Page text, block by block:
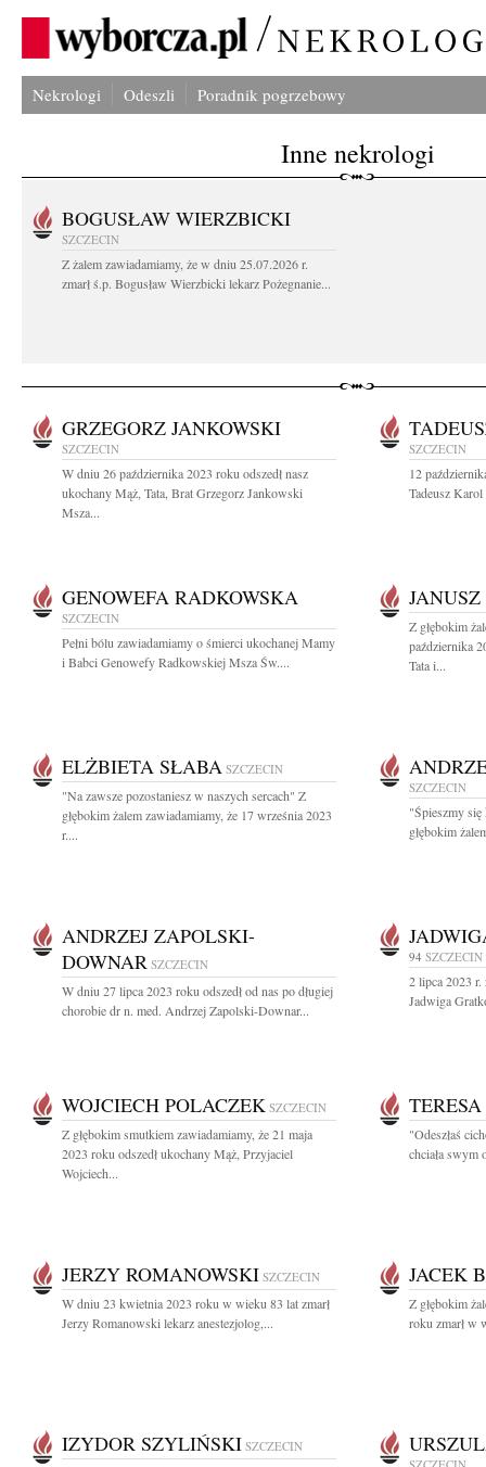
Nekrologi Odeszli Poradnik pogrzebowy
Inne nekrologi
BOGUSŁAW WIERZBICKI
SZCZECIN
Z żalem zawiadamiamy, że w dniu 25.07.2026 r.
zmarł ś.p. Bogusław Wierzbicki lekarz Pożegnanie...
GRZEGORZ JANKOWSKI
SZCZECIN
W dniu 26 października 2023 roku odszedł nasz
ukochany Mąż, Tata, Brat Grzegorz Jankowski
Msza...
SZCZECIN
12
Tadeusz
GENOWEFA RADKOWSKA
SZCZECIN
Pełni bólu zawiadamiamy o śmierci ukochanej Mamy
i Babci Genowefy Radkowskiej Msza Św....
Z głębokim
października
Tata i...
ELŻBIETA SŁABA SZCZECIN
"Na zawsze pozostaniesz w naszych sercach" Z
głębokim żalem zawiadamiamy, że 17 września 2023
r....
SZCZECIN
"Śpieszmy
głębokim
ANDRZEJ ZAPOLSKI-
DOWNAR SZCZECIN
W dniu 27 lipca 2023 roku odszedł od nas po długiej
chorobie dr n. med. Andrzej Zapolski-Downar...
94 SZCZECIN
2 lipca 2023 r.
Jadwiga
WOJCIECH POLACZEK SZCZECIN
Z głębokim smutkiem zawiadamiamy, że 21 maja
2023 roku odszedł ukochany Mąż, Przyjaciel
Wojciech...
"Odeszłaś
chciała swym
JERZY ROMANOWSKI SZCZECIN
W dniu 23 kwietnia 2023 roku w wieku 83 lat zmarł
Jerzy Romanowski lekarz anestezjolog,...
JACEK
Z głębokim
roku zmarł w
IZYDOR SZYLIŃSKI SZCZECIN